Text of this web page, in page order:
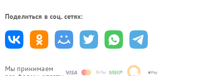
Мы принимаем
Поделиться в соц. сетях: